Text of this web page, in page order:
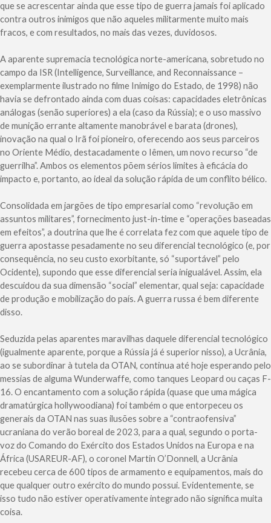
que se acrescentar ainda que esse tipo de guerra jamais foi aplicado
contra outros inimigos que não aqueles militarmente muito mais
fracos, e com resultados, no mais das vezes, duvidosos.
A aparente supremacia tecnológica norte-americana, sobretudo no
campo da ISR (Intelligence, Surveillance, and Reconnaissance –
exemplarmente ilustrado no filme Inimigo do Estado, de 1998) não
havia se defrontado ainda com duas coisas: capacidades eletrônicas
análogas (senão superiores) a ela (caso da Rússia); e o uso massivo
de munição errante altamente manobrável e barata (drones),
inovação na qual o Irã foi pioneiro, oferecendo aos seus parceiros
no Oriente Médio, destacadamente o Iêmen, um novo recurso “de
guerrilha”. Ambos os elementos põem sérios limites à eficácia do
impacto e, portanto, ao ideal da solução rápida de um conflito bélico.
Consolidada em jargões de tipo empresarial como “revolução em
assuntos militares”, fornecimento just-in-time e “operações baseadas
em efeitos”, a doutrina que lhe é correlata fez com que aquele tipo de
guerra apostasse pesadamente no seu diferencial tecnológico (e, por
consequência, no seu custo exorbitante, só “suportável” pelo
Ocidente), supondo que esse diferencial seria inigualável. Assim, ela
descuidou da sua dimensão “social” elementar, qual seja: capacidade
de produção e mobilização do país. A guerra russa é bem diferente
disso.
Seduzida pelas aparentes maravilhas daquele diferencial tecnológico
(igualmente aparente, porque a Rússia já é superior nisso), a Ucrânia,
ao se subordinar à tutela da OTAN, continua até hoje esperando pelo
messias de alguma Wunderwaffe, como tanques Leopard ou caças F-
16. O encantamento com a solução rápida (quase que uma mágica
dramatúrgica hollywoodiana) foi também o que entorpeceu os
generais da OTAN nas suas ilusões sobre a “contraofensiva”
ucraniana do verão boreal de 2023, para a qual, segundo o porta-
voz do Comando do Exército dos Estados Unidos na Europa e na
África (USAREUR-AF), o coronel Martin O’Donnell, a Ucrânia
recebeu cerca de 600 tipos de armamento e equipamentos, mais do
que qualquer outro exército do mundo possui. Evidentemente, se
isso tudo não estiver operativamente integrado não significa muita
coisa.